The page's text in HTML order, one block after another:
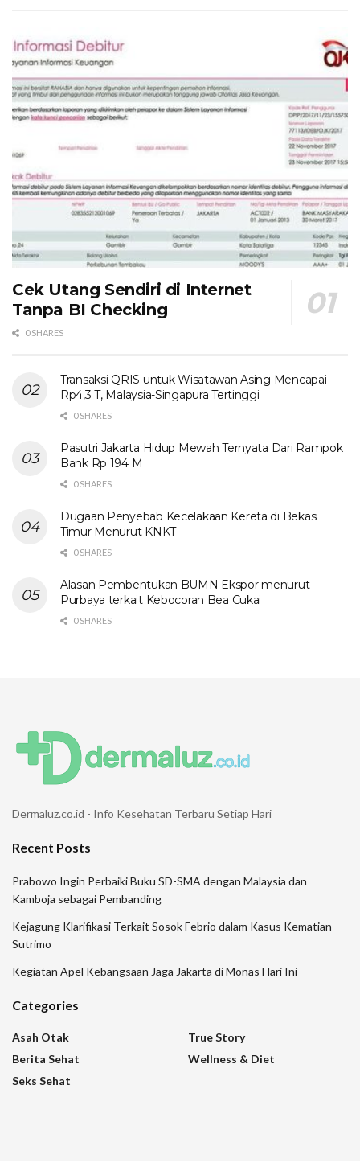
Cek Utang Sendiri di Internet
Tanpa BI Checking
0 SHARES
Transaksi QRIS untuk Wisatawan Asing Mencapai
Rp4,3 T, Malaysia-Singapura Tertinggi
0 SHARES
Pasutri Jakarta Hidup Mewah Ternyata Dari Rampok
Bank Rp 194 M
0 SHARES
Dugaan Penyebab Kecelakaan Kereta di Bekasi
Timur Menurut KNKT
0 SHARES
Alasan Pembentukan BUMN Ekspor menurut
Purbaya terkait Kebocoran Bea Cukai
0 SHARES
Dermaluz.co.id - Info Kesehatan Terbaru Setiap Hari
Recent Posts
Prabowo Ingin Perbaiki Buku SD-SMA dengan Malaysia dan
Kamboja sebagai Pembanding
Kejagung Klarifikasi Terkait Sosok Febrio dalam Kasus Kematian
Sutrimo
Kegiatan Apel Kebangsaan Jaga Jakarta di Monas Hari Ini
Categories
Asah Otak
Berita Sehat
Seks Sehat
True Story
Wellness & Diet